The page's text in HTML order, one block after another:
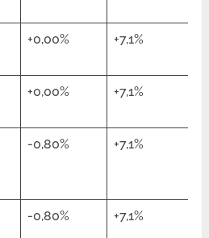
+0,00% +7,1%
+0,00% +7,1%
-0,80% +7,1%
-0,80% +7,1%